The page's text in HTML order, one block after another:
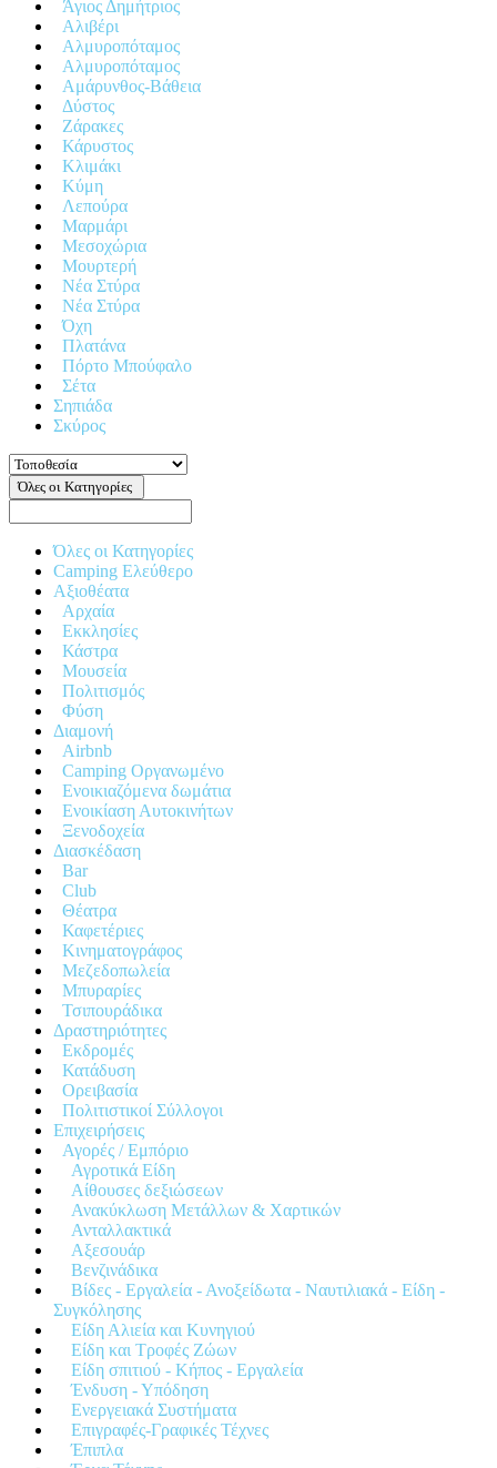
Άγιος Δημήτριος
Αλιβέρι
Αλμυροπόταμος
Αλμυροπόταμος
Αμάρυνθος-Βάθεια
Δύστος
Ζάρακες
Κάρυστος
Κλιμάκι
Κύμη
Λεπούρα
Μαρμάρι
Μεσοχώρια
Μουρτερή
Νέα Στύρα
Νέα Στύρα
Όχη
Πλατάνα
Πόρτο Μπούφαλο
Σέτα
Σηπιάδα
Σκύρος
Όλες οι Κατηγορίες
Όλες οι Κατηγορίες
Camping Ελεύθερο
Αξιοθέατα
Αρχαία
Εκκλησίες
Κάστρα
Μουσεία
Πολιτισμός
Φύση
Διαμονή
Airbnb
Camping Οργανωμένο
Ενοικιαζόμενα δωμάτια
Ενοικίαση Αυτοκινήτων
Ξενοδοχεία
Διασκέδαση
Bar
Club
Θέατρα
Καφετέριες
Κινηματογράφος
Μεζεδοπωλεία
Μπυραρίες
Τσιπουράδικα
Δραστηριότητες
Εκδρομές
Κατάδυση
Ορειβασία
Πολιτιστικοί Σύλλογοι
Επιχειρήσεις
Αγορές / Εμπόριο
Αγροτικά Είδη
Αίθουσες δεξιώσεων
Ανακύκλωση Μετάλλων & Χαρτικών
Ανταλλακτικά
Αξεσουάρ
Βενζινάδικα
Βίδες - Εργαλεία - Ανοξείδωτα - Ναυτιλιακά - Είδη -
Συγκόλησης
Είδη Αλιεία και Κυνηγιού
Είδη και Τροφές Ζώων
Είδη σπιτιού - Κήπος - Εργαλεία
Ένδυση - Υπόδηση
Ενεργειακά Συστήματα
Επιγραφές-Γραφικές Τέχνες
Έπιπλα